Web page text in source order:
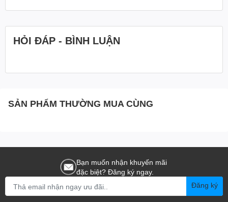
HỎI ĐÁP - BÌNH LUẬN
SẢN PHẨM THƯỜNG MUA CÙNG
Bạn muốn nhận khuyến mãi
đặc biệt? Đăng ký ngay.
Đăng ký